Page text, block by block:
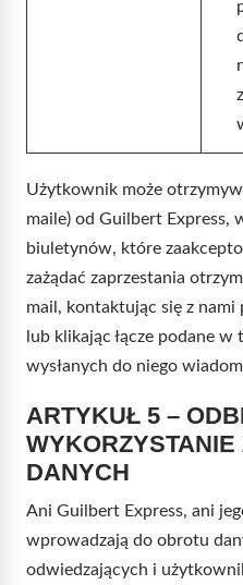
Użytkownik może
maile) od Guilbert Express,
biuletynów, które
zażądać zaprzestania
mail, kontaktując się z nami
lub klikając łącze podane
wysłanych do niego
ARTYKUŁ 5 –
DANYCH
Ani Guilbert Express, ani
wprowadzają do obrotu
odwiedzających i